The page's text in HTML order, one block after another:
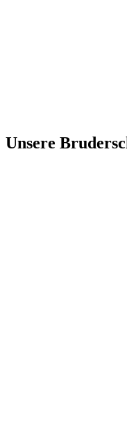
Unsere